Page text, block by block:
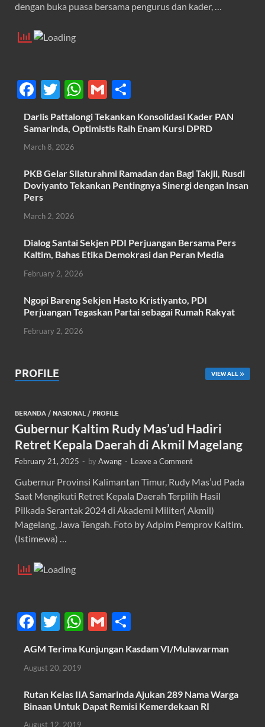
dengan buka puasa bersama pengurus dan kader, …
F
ac
e
b
o
o
k
T
w
itt
er
W
h
at
A
p
G
m
ail
h
ar
Darlis Pattalongi Tekankan Konsolidasi Kader PAN
Samarinda, Optimistis Raih Enam Kursi DPRD
March 8, 2026
PKB Gelar Silaturahmi Ramadan dan Bagi Takjil, Rusdi
Doviyanto Tekankan Pentingnya Sinergi dengan Insan
Pers
March 2, 2026
Dialog Santai Sekjen PDI Perjuangan Bersama Pers
Kaltim, Bahas Etika Demokrasi dan Peran Media
February 2, 2026
Ngopi Bareng Sekjen Hasto Kristiyanto, PDI
Perjuangan Tegaskan Partai sebagai Rumah Rakyat
February 2, 2026
PROFILE VIEW ALL
BERANDA / NASIONAL / PROFILE
Gubernur Kaltim Rudy Mas’ud Hadiri
Retret Kepala Daerah di Akmil Magelang
February 21, 2025 - byAwang - Leave a Comment
Gubernur Provinsi Kalimantan Timur, Rudy Mas’ud Pada
Saat Mengikuti Retret Kepala Daerah Terpilih Hasil
Pilkada Serantak 2024 di Akademi Militer( Akmil)
Magelang, Jawa Tengah. Foto by Adpim Pemprov Kaltim.
(Istimewa) …
F
ac
e
b
o
o
T
w
itt
er
W
h
at
A
p
G
ail
h
ar
AGM Terima Kunjungan Kasdam VI/Mulawarman
August 20, 2019
Rutan Kelas IIA Samarinda Ajukan 289 Nama Warga
Binaan Untuk Dapat Remisi Kemerdekaan RI
August 12, 2019